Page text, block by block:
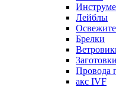
Лейблы
Брелки
Провода
акс IVF